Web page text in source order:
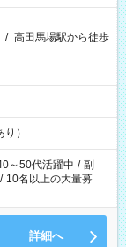
/ 高田馬場駅から徒歩
）
～50代活躍中 / 副
/ 10名以上の大量募
詳細へ